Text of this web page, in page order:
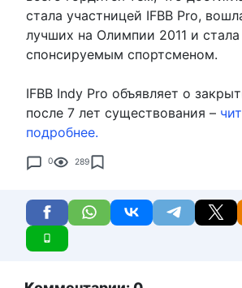
стала участницей IFBB Pro,
лучших на Олимпии 2011 и стала
спонсируемым спортсменом.
IFBB Indy Pro объявляет о
после 7 лет существования –
подробнее.
0 289